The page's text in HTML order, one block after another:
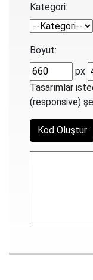
Kategori:
Boyut:
px
Tasarımlar
(responsive)
Kod Oluştur